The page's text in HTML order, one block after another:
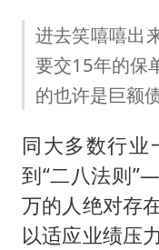
进去笑嘻嘻出
要交15年的保
的也许是巨额债
同大多数行业
到“二八法则
万的人绝对存
以适应业绩压